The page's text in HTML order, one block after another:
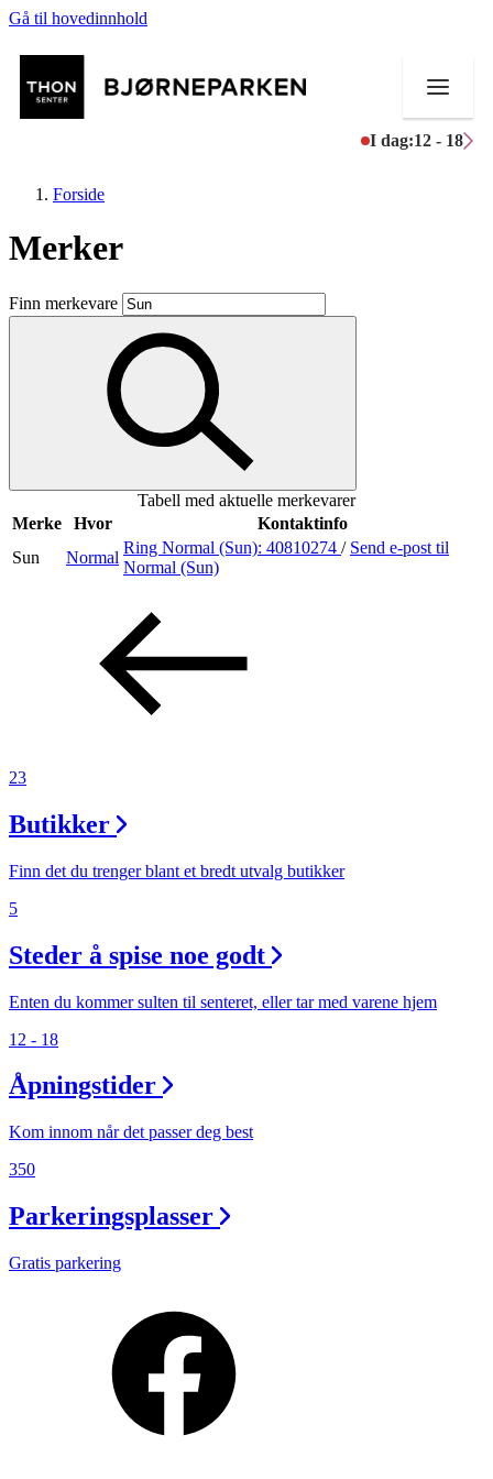
Gå til hovedinnhold
I dag:12 - 18
Butikker
Mat og drikke
Aktiviteter
Søk
Åpningstider
Praktisk informasjon
Gavekort
Finn frem
Forside
Merker
Finn merkevare
Tabell med aktuelle merkevarer
Merke
Hvor
Kontaktinfo
Sun
Normal
Ring Normal (Sun): 40810274 / Send e-post til
Normal (Sun)
23
Butikker
Finn det du trenger blant et bredt utvalg butikker
5
Steder å spise noe godt
Enten du kommer sulten til senteret, eller tar med varene hjem
12 - 18
Åpningstider
Kom innom når det passer deg best
350
Parkeringsplasser
Gratis parkering